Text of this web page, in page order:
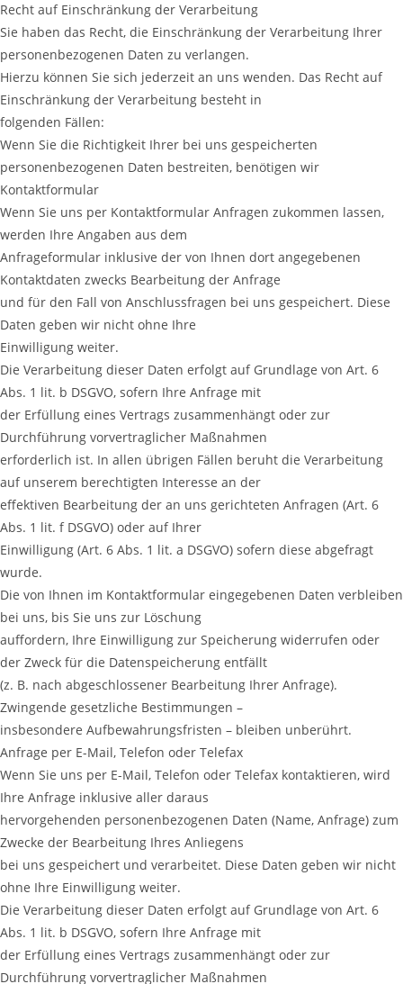
Recht auf Einschränkung der Verarbeitung
Sie haben das Recht, die Einschränkung der Verarbeitung Ihrer
personenbezogenen Daten zu verlangen.
Hierzu können Sie sich jederzeit an uns wenden. Das Recht auf
Einschränkung der Verarbeitung besteht in
folgenden Fällen:
Wenn Sie die Richtigkeit Ihrer bei uns gespeicherten
personenbezogenen Daten bestreiten, benötigen wir
Kontaktformular
Wenn Sie uns per Kontaktformular Anfragen zukommen lassen,
werden Ihre Angaben aus dem
Anfrageformular inklusive der von Ihnen dort angegebenen
Kontaktdaten zwecks Bearbeitung der Anfrage
und für den Fall von Anschlussfragen bei uns gespeichert. Diese
Daten geben wir nicht ohne Ihre
Einwilligung weiter.
Die Verarbeitung dieser Daten erfolgt auf Grundlage von Art. 6
Abs. 1 lit. b DSGVO, sofern Ihre Anfrage mit
der Erfüllung eines Vertrags zusammenhängt oder zur
Durchführung vorvertraglicher Maßnahmen
erforderlich ist. In allen übrigen Fällen beruht die Verarbeitung
auf unserem berechtigten Interesse an der
effektiven Bearbeitung der an uns gerichteten Anfragen (Art. 6
Abs. 1 lit. f DSGVO) oder auf Ihrer
Einwilligung (Art. 6 Abs. 1 lit. a DSGVO) sofern diese abgefragt
wurde.
Die von Ihnen im Kontaktformular eingegebenen Daten verbleiben
bei uns, bis Sie uns zur Löschung
auffordern, Ihre Einwilligung zur Speicherung widerrufen oder
der Zweck für die Datenspeicherung entfällt
(z. B. nach abgeschlossener Bearbeitung Ihrer Anfrage).
Zwingende gesetzliche Bestimmungen –
insbesondere Aufbewahrungsfristen – bleiben unberührt.
Anfrage per E-Mail, Telefon oder Telefax
Wenn Sie uns per E-Mail, Telefon oder Telefax kontaktieren, wird
Ihre Anfrage inklusive aller daraus
hervorgehenden personenbezogenen Daten (Name, Anfrage) zum
Zwecke der Bearbeitung Ihres Anliegens
bei uns gespeichert und verarbeitet. Diese Daten geben wir nicht
ohne Ihre Einwilligung weiter.
Die Verarbeitung dieser Daten erfolgt auf Grundlage von Art. 6
Abs. 1 lit. b DSGVO, sofern Ihre Anfrage mit
der Erfüllung eines Vertrags zusammenhängt oder zur
Durchführung vorvertraglicher Maßnahmen